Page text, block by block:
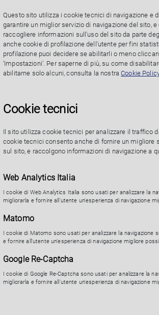
Settore Sociale - Polo Pablo
Servizio Sociale Area Minore e
Polo Pablo.
L'annuncio è riservato a iscritti al
Se vuoi candidarti iscriviti
Bando dell'Università, se vuoi solo
informazioni scrivici mediante la
indicando il codice dell'annuncio.
Questo sito utilizza i cookie tecnici di navigazione e
garantire un miglior servizio di navigazione del sito,
raccogliere informazioni sull'uso del sito da parte
anche cookie di profilazione dell'utente per fini
profilazione puoi decidere se abilitarli o meno
'Impostazioni'. Per saperne di più, su come
abilitarne solo alcuni, consulta la nostraCookie
Cookie tecnici
Il sito utilizza cookie tecnici per analizzare il traffico
cookie tecnici consento anche di fornire un migliore
sul sito, e raccolgono informazioni di navigazione a
Web Analytics Italia
I cookie di Web Analytics Italia sono usati per analizzare la
migliorarla e fornire all'utente un'esperienza di navigazione
Matomo
I cookie di Matomo sono usati per analizzare la navigazione
e fornire all'utente un'esperienza di navigazione migliore
Google Re-Captcha
I cookie di Google Re-Captcha sono usati per analizzare la
migliorarla e fornire all'utente un'esperienza di navigazione